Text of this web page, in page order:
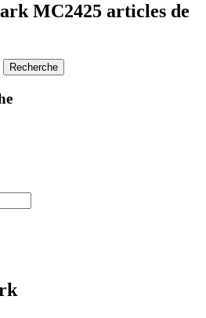
MC2425 articles de
Recherche